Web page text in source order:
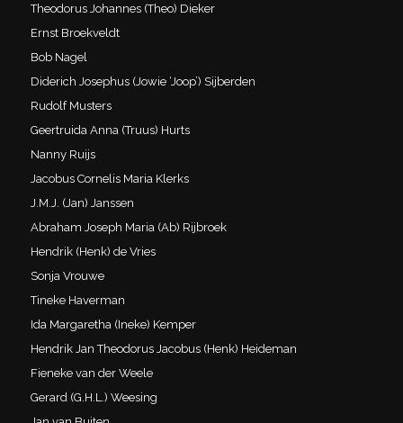
Theodorus Johannes (Theo) Dieker
Ernst Broekveldt
Bob Nagel
Diderich Josephus (Jowie ‘Joop’) Sijberden
Rudolf Musters
Geertruida Anna (Truus) Hurts
Nanny Ruijs
Jacobus Cornelis Maria Klerks
J.M.J. (Jan) Janssen
Abraham Joseph Maria (Ab) Rijbroek
Hendrik (Henk) de Vries
Sonja Vrouwe
Tineke Haverman
Ida Margaretha (Ineke) Kemper
Hendrik Jan Theodorus Jacobus (Henk) Heideman
Fieneke van der Weele
Gerard (G.H.L.) Weesing